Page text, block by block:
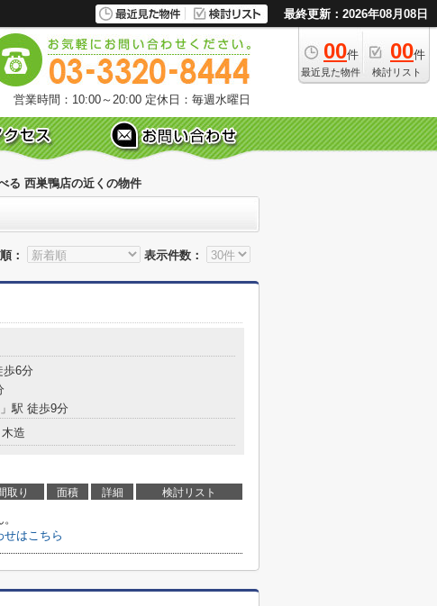
最終更新：2026年08月08日
00件
最近見た物件
00件
検討リスト
営業時間：10:00～20:00 定休日：毎週水曜日
る 西巣鴨店の近くの物件
： 表示件数：
歩6分
」駅 徒歩9分
木造
取り 面積 詳細 検討リスト
せはこちら